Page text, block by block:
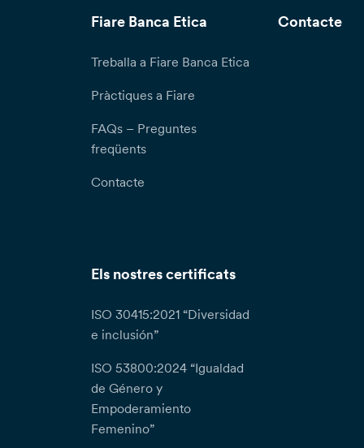
Fiare Banca Etica
Treballa a Fiare Banca Etica
Pràctiques a Fiare
FAQs – Preguntes
freqüents
Contacte
Contacte
Els nostres certificats
ISO 30415:2021 “Diversidad
e inclusión”
ISO 53800:2024 “Igualdad
de Género y
Empoderamiento
Femenino”